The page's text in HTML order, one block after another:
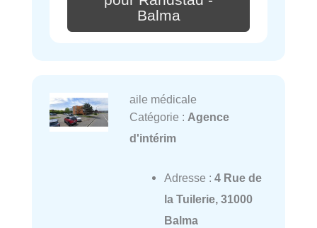
Balma
aile médicale
Catégorie : Agence
d'intérim
Adresse : 4 Rue de
la Tuilerie, 31000
Balma